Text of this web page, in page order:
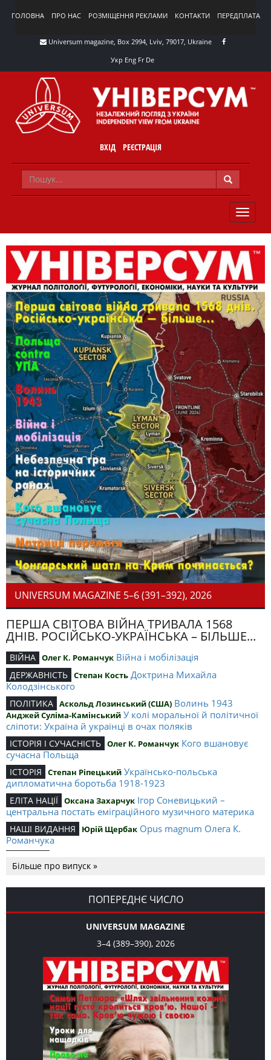
ГОЛОВНА ПРО НАС РОЗМІЩЕННЯ РЕКЛАМИ КОНТАКТИ ПЕРЕДПЛАТА
Universum magazine, Box 2994, Lviv, 79017, Ukraine
Укр Eng FrDe
ВХІД РЕЄСТРАЦІЯ
TOGGLE
UNIVERSUM MAGAZINE 5–6 (391–392), 2026
ПЕРША СВІТОВА ВІЙНА ТРИВАЛА 1568
ДНІВ. РОСІЙСЬКО-УКРАЇНСЬКА – БІЛЬШЕ...
ВІЙНА Олег К. Романчук Війна і мобілізація
ДЕРЖАВНІСТЬ Степан Кость Доктрина Михайла
Колодзінського
ПОЛІТИКА Аскольд Лозинський (США) Волинь 1943
Анджей Суліма-Камінський У колі моральної й політичної
сліпоти: Україна й українці в очах поляків
ІСТОРІЯ І СУЧАСНІСТЬ Олег К. Романчук Кого вшановує
сучасна Польща
ІСТОРІЯ Степан Ріпецький Українсько-польська
дипломатична боротьба 1918-1923
ЕЛІТА НАЦІЇ Оксана Захарчук Ігор Соневицький –
центральна постать еміграційного музичного материка
НАШІ ВИДАННЯ Юрій Щербак Opus magnum Олега К.
Романчука
Романчука
СЛОВО РЕДАКЦІЙНЕ Олег К. Романчук Журавель і синиця
як уособлення української політстратегії й тактики
Більше про випуск »
ПОПЕРЕДНЄ ЧИСЛО
UNIVERSUM MAGAZINE
3–4 (389–390), 2026